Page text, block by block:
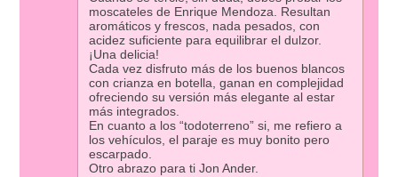
moscateles de Enrique Mendoza. Resultan
aromáticos y frescos, nada pesados, con
acidez suficiente para equilibrar el dulzor.
¡Una delicia!
Cada vez disfruto más de los buenos blancos
con crianza en botella, ganan en complejidad
ofreciendo su versión más elegante al estar
más integrados.
En cuanto a los “todoterreno” si, me refiero a
los vehículos, el paraje es muy bonito pero
escarpado.
Otro abrazo para ti Jon Ander.